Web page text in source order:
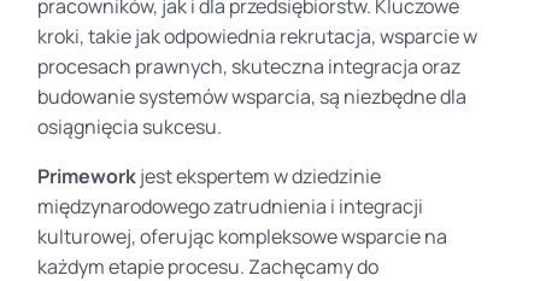
pracowników, jak i dla przedsiębiorstw. Kluczowe
kroki, takie jak odpowiednia rekrutacja, wsparcie w
procesach prawnych, skuteczna integracja oraz
budowanie systemów wsparcia, są niezbędne dla
osiągnięcia sukcesu.
Primeworkjest ekspertem w dziedzinie
międzynarodowego zatrudnienia i integracji
kulturowej, oferując kompleksowe wsparcie na
każdym etapie procesu. Zachęcamy do